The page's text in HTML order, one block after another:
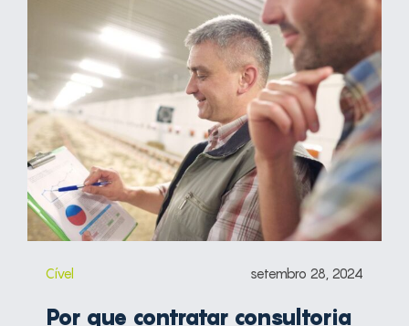
Cível setembro 28, 2024
Por que contratar consultoria